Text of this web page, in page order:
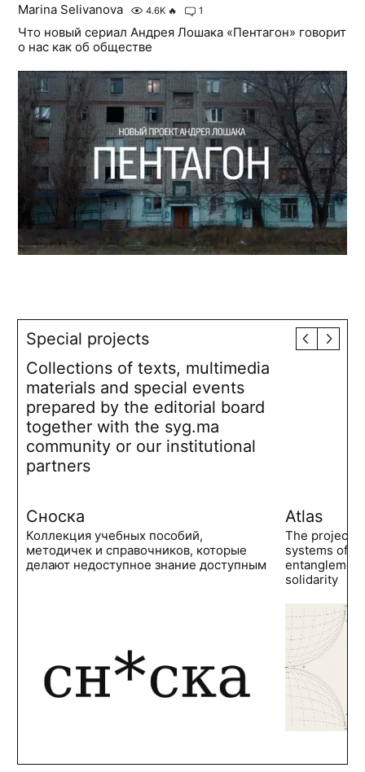
Marina Selivanova 4.6K 🔥 1
Что новый сериал Андрея Лошака «Пентагон» говорит
о нас как об обществе
Special projects
Collections of texts, multimedia
materials and special events
prepared by the editorial board
together with the syg.ma
community or our institutional
partners
Сноска
Коллекция учебных пособий,
методичек и справочников, которые
делают недоступное знание доступным
Atlas
The project
systems of
solidarity